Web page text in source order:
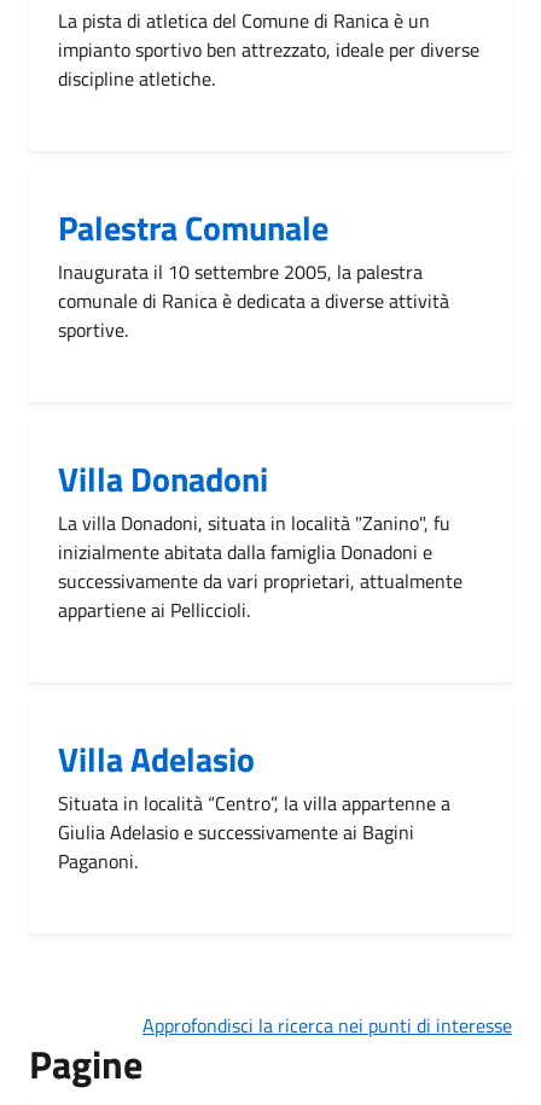
La pista di atletica del Comune di Ranica è un
impianto sportivo ben attrezzato, ideale per diverse
discipline atletiche.
Palestra Comunale
Inaugurata il 10 settembre 2005, la palestra
comunale di Ranica è dedicata a diverse attività
sportive.
Villa Donadoni
La villa Donadoni, situata in località "Zanino", fu
inizialmente abitata dalla famiglia Donadoni e
successivamente da vari proprietari, attualmente
appartiene ai Pelliccioli.
Villa Adelasio
Situata in località “Centro”, la villa appartenne a
Giulia Adelasio e successivamente ai Bagini
Paganoni.
Approfondisci la ricerca nei punti di interesse
Pagine